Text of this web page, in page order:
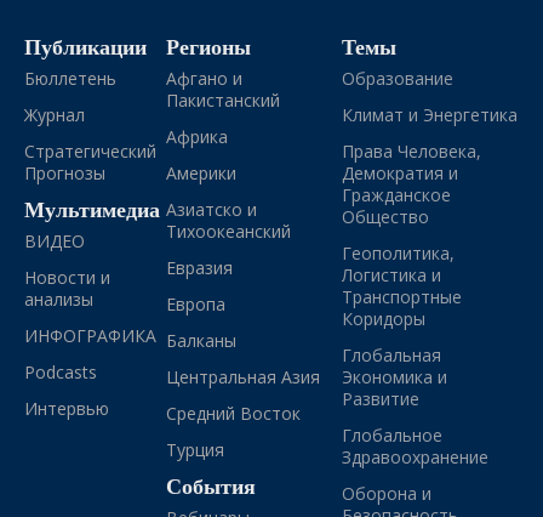
Публикации
Бюллетень
Журнал
Стратегический
Прогнозы
Мультимедиа
ВИДЕО
Новости и
анализы
ИНФОГРАФИКА
Podcasts
Интервью
Регионы
Афгано и
Пакистанский
Африка
Америки
Азиатско и
Тихоокеанский
Евразия
Европа
Балканы
Центральная Азия
Средний Восток
Турция
События
Темы
Образование
Климат и Энергетика
Права Человека,
Демократия и
Гражданское
Общество
Геополитика,
Логистика и
Транспортные
Коридоры
Глобальная
Экономика и
Развитие
Глобальное
Здравоохранение
Оборона и